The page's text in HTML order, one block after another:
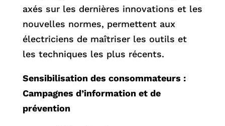
axés sur les dernières innovations et les
nouvelles normes, permettent aux
électriciens de maîtriser les outils et
les techniques les plus récents.
Sensibilisation des consommateurs :
Campagnes d’information et de
prévention